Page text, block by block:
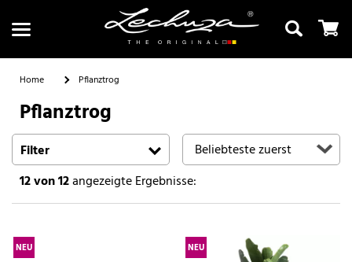
Suchen
Home Pflanztrog
Pflanztrog
Filter
12von 12angezeigte Ergebnisse:
NEU NEU